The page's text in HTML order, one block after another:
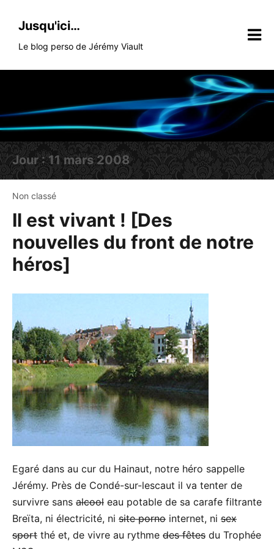
Jusqu'ici…
Le blog perso de Jérémy Viault
Jour :11 mars 2008
Non classé
Il est vivant ! [Des
nouvelles du front de notre
héros]
Egaré dans au cur du Hainaut, notre héro sappelle
Jérémy. Près de Condé-sur-lescaut il va tenter de
survivre sans alcool eau potable de sa carafe filtrante
Breïta, ni électricité, ni site porno internet, ni sex
sport thé et, de vivre au rythme des fêtes du Trophée